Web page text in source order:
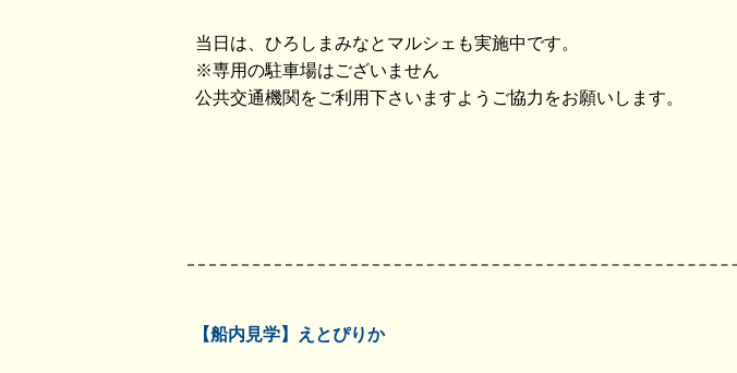
当日は、ひろしまみなとマルシェも実施中です。
※専用の駐車場はございません
公共交通機関をご利用下さいますようご協力をお願いします。
【船内見学】えとぴりか